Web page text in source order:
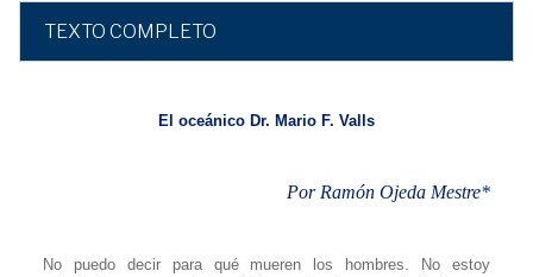
TEXTO COMPLETO
El oceánico Dr. Mario F. Valls
Por Ramón Ojeda Mestre*
No puedo decir para qué mueren los hombres. No estoy